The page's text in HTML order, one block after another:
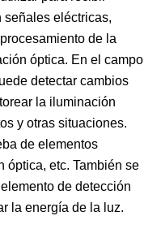
señales eléctricas,
de la
óptica. En el campo
detectar cambios
la iluminación
y otras situaciones.
de elementos
óptica, etc. También se
de detección
la energía de la luz.